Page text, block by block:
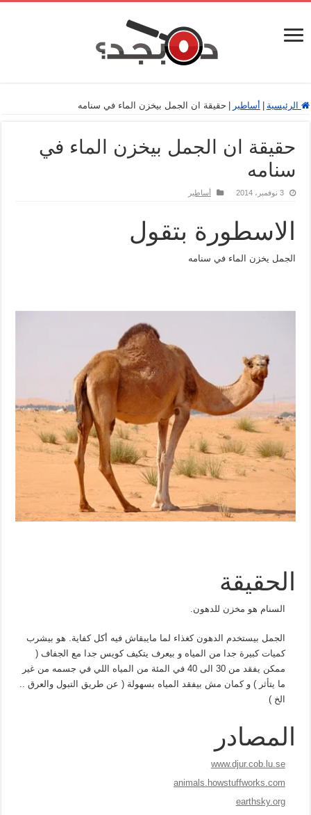
الرئيسية أساطير حقيقة ان الجمل بيخزن الماء في سنامه
حقيقة ان الجمل بيخزن الماء في
سنامه
3 نوفمبر، 2014 أساطير
الاسطورة بتقول
الجمل يخزن الماء في سنامه
الحقيقة
السنام هو مخزن للدهون.
الجمل بيستخدم الدهون كغذاء لما مايبقاش فيه أكل كفاية. هو بيشرب
كميات كبيرة جدا من المياه و بيعرف يتكيف كويس جدا مع الجفاف (
ممكن يفقد من 30 الى 40 في المئة من المياه اللي في جسمه من غير
ما يتأثر ) و كمان مش بيفقد المياه بسهولة ( عن طريق التبول والعرق ..
الخ )
المصادر
www.djur.cob.lu.se
animals.howstuffworks.com
earthsky.org